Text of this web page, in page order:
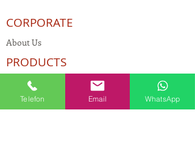
CORPORATE
About Us
PRODUCTS
Cosmetic and Detergent Chemicals
Human Resources
Telefon Email WhatsApp